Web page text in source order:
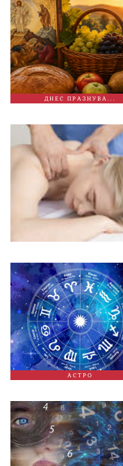
ДНЕС ПРАЗНУВА...
АСТРО